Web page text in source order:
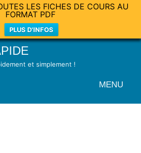
LES FICHES DE COURS AU
FORMAT PDF
PLUS D'INFOS
et simplement !
MENU